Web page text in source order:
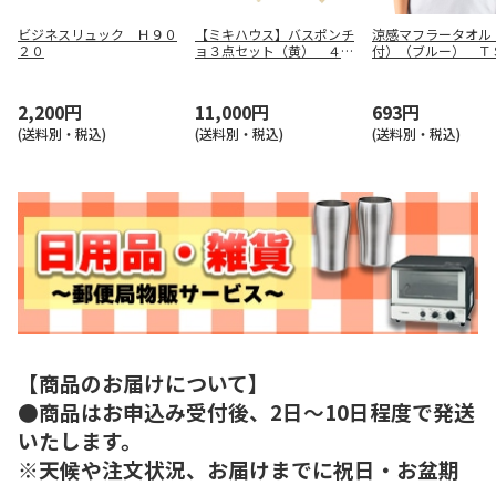
ビジネスリュック Ｈ９０
２０
2,200円
(送料別・税込)
【ミキハウス】バスポンチ
ョ３点セット（黄） ４０
11,000円
(送料別・税込)
涼感マフラータオル
付）（ブルー） Ｔ
693円
(送料別・税込)
【商品のお届けについて】
●商品はお申込み受付後、2日～10日程度で発送
いたします。
※天候や注文状況、お届けまでに祝日・お盆期